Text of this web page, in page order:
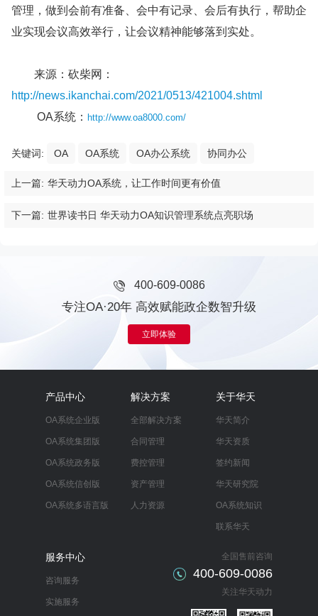
管理，做到会前有准备、会中有记录、会后有执行，帮助企
业实现会议高效举行，让会议精神能够落到实处。
来源：砍柴网：
http://news.ikanchai.com/2021/0513/421004.shtml
OA系统： http://www.oa8000.com/
关键词: OA OA系统 OA办公系统 协同办公
上一篇: 华天动力OA系统，让工作时间更有价值
下一篇: 世界读书日 华天动力OA知识管理系统点亮职场
400-609-0086
专注OA·20年 高效赋能政企数智升级
立即体验
产品中心
OA系统企业版
OA系统集团版
OA系统政务版
OA系统信创版
OA系统多语言版
解决方案
全部解决方案
合同管理
费控管理
资产管理
人力资源
关于华天
华天简介
华天资质
签约新闻
华天研究院
OA系统知识
联系华天
服务中心
咨询服务
实施服务
全国售前咨询
400-609-0086
关注华天动力